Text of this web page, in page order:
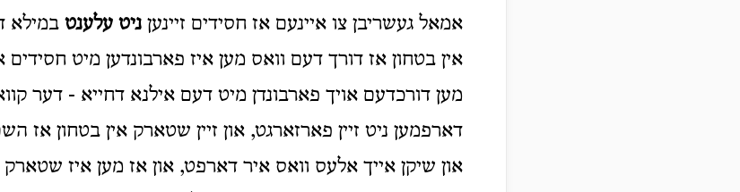
אמאל געשריבן צו איינעם אז חסידים זיינען ניט עלענט במילא
אין בטחון אז דורך דעם וואס מען איז פארבונדען מיט חסידים
מען דורכדעם אויך פארבונדן מיט דעם אילנא דחייא - דער
דארפמען ניט זיין פארזארגט, און זיין שטארק אין בטחון אז
און שיקן אייך אלעס וואס איר דארפט, און אז מען איז